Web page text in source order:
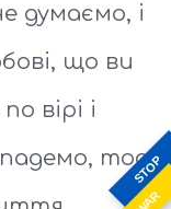
STOP
WAR
думаємо, і
що ви
вірі і
тоді,